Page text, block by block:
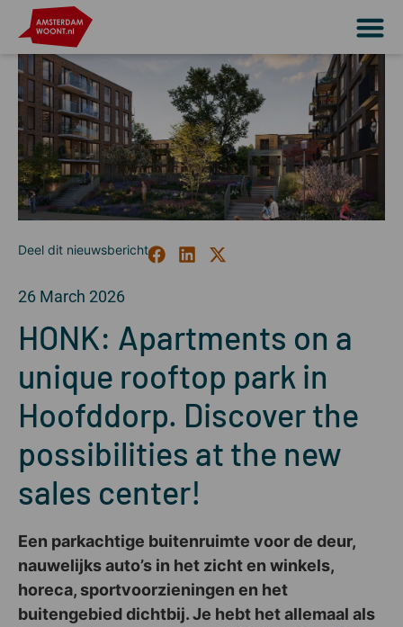
26 March 2026
HONK: Apartments on a
unique rooftop park in
Hoofddorp. Discover the
possibilities at the new
sales center!
Een parkachtige buitenruimte voor de deur,
nauwelijks auto’s in het zicht en winkels,
horeca, sportvoorzieningen en het
buitengebied dichtbij. Je hebt het allemaal als